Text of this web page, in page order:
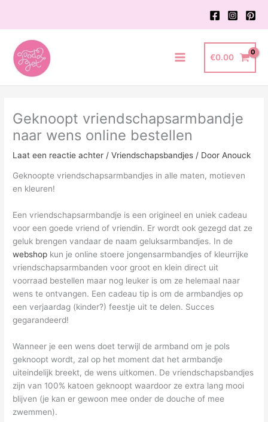
de
inhoud
Main
Menu
€0.00
Geknoopt vriendschapsarmbandje
naar wens online bestellen
Laat een reactie achter /Vriendschapsbandjes / Door Anouck
Geknoopte vriendschapsarmbandjes in alle maten, motieven
en kleuren!
Een vriendschapsarmbandje is een origineel en uniek cadeau
voor een goede vriend of vriendin. Er wordt ook gezegd dat ze
geluk brengen vandaar de naam geluksarmbandjes. In de
webshop kun je online stoere jongensarmbandjes of kleurrijke
vriendschapsarmbanden voor groot en klein direct uit
voorraad bestellen maar nog leuker is om ze helemaal naar
wens te ontvangen. Een cadeau tip is om de armbandjes op
een verjaardag (kinder?) feestje uit te delen. Succes
gegarandeerd!
Wanneer je een wens doet terwijl de armband om je pols
geknoopt wordt, zal op het moment dat het armbandje
uiteindelijk breekt, de wens uitkomen. De vriendschapsbandjes
zijn van 100% katoen geknoopt waardoor ze extra lang mooi
blijven (je kan er gewoon mee onder de douche of mee
zwemmen).